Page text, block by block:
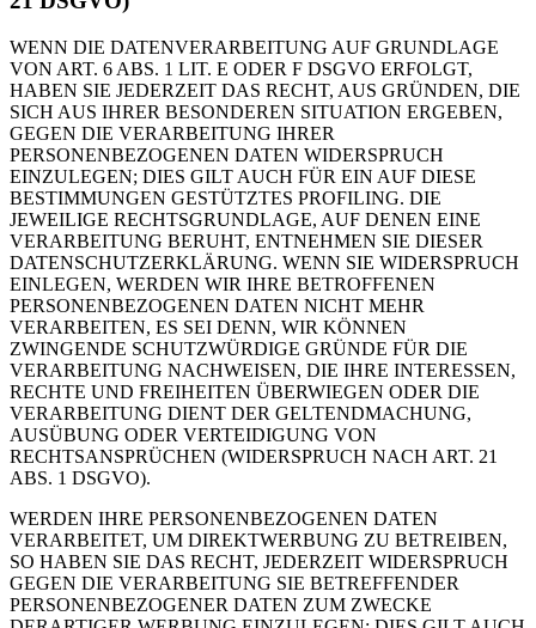
WENN DIE DATENVERARBEITUNG AUF GRUNDLAGE
VON ART. 6 ABS. 1 LIT. E ODER F DSGVO ERFOLGT,
HABEN SIE JEDERZEIT DAS RECHT, AUS GRÜNDEN, DIE
SICH AUS IHRER BESONDEREN SITUATION ERGEBEN,
GEGEN DIE VERARBEITUNG IHRER
PERSONENBEZOGENEN DATEN WIDERSPRUCH
EINZULEGEN; DIES GILT AUCH FÜR EIN AUF DIESE
BESTIMMUNGEN GESTÜTZTES PROFILING. DIE
JEWEILIGE RECHTSGRUNDLAGE, AUF DENEN EINE
VERARBEITUNG BERUHT, ENTNEHMEN SIE DIESER
DATENSCHUTZERKLÄRUNG. WENN SIE WIDERSPRUCH
EINLEGEN, WERDEN WIR IHRE BETROFFENEN
PERSONENBEZOGENEN DATEN NICHT MEHR
VERARBEITEN, ES SEI DENN, WIR KÖNNEN
ZWINGENDE SCHUTZWÜRDIGE GRÜNDE FÜR DIE
VERARBEITUNG NACHWEISEN, DIE IHRE INTERESSEN,
RECHTE UND FREIHEITEN ÜBERWIEGEN ODER DIE
VERARBEITUNG DIENT DER GELTENDMACHUNG,
AUSÜBUNG ODER VERTEIDIGUNG VON
RECHTSANSPRÜCHEN (WIDERSPRUCH NACH ART. 21
ABS. 1 DSGVO).
WERDEN IHRE PERSONENBEZOGENEN DATEN
VERARBEITET, UM DIREKTWERBUNG ZU BETREIBEN,
SO HABEN SIE DAS RECHT, JEDERZEIT WIDERSPRUCH
GEGEN DIE VERARBEITUNG SIE BETREFFENDER
PERSONENBEZOGENER DATEN ZUM ZWECKE